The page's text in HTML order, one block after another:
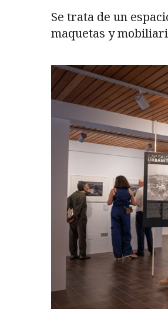
Se trata de un
maquetas y